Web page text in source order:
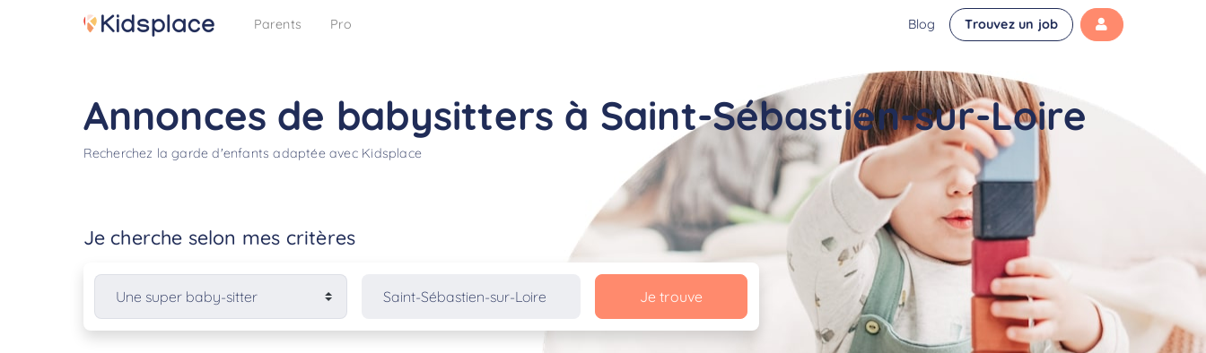
Parents Pro Blog Trouvez un job
Annonces de babysitters à Saint-Sébastien-sur-Loire
Recherchez la garde d'enfants adaptée avec Kidsplace
Je cherche selon mes critères
Je trouve